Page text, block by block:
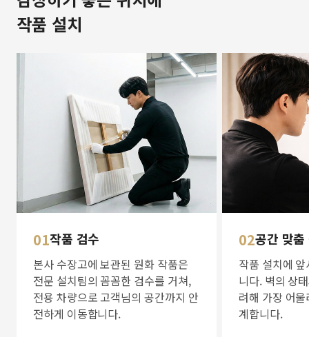
작품 설치
01작품 검수
본사 수장고에 보관된 원화 작품은
전문 설치팀의 꼼꼼한 검수를 거쳐,
전용 차량으로 고객님의 공간까지 안
전하게 이동합니다.
02공간 맞
작품 설치에
니다. 벽의 상
려해 가장 어
계합니다.